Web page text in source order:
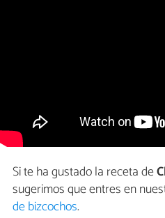
Si te ha gustado la receta de
sugerimos que entres en
de bizcochos.